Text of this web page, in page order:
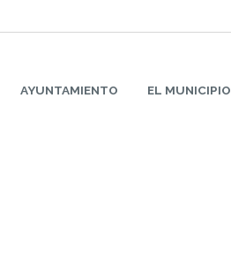
AYUNTAMIENTO EL MUNICIPIO